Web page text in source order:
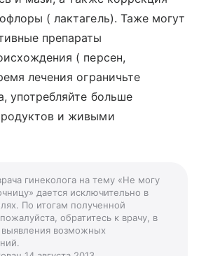
( лактагель). Таже могут
препараты
( персен,
лечения ограничьте
употребляйте больше
и живыми
гинеколога на тему «Не могу
дается исключительно в
По итогам полученной
обратитесь к врачу, в
возможных